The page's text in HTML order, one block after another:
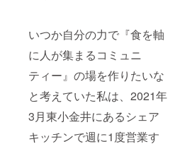
いつか自分の力で『食を軸
に人が集まるコミュニ
ティー』の場を作りたいな
と考えていた私は、2021年
3月東小金井にあるシェア
キッチンで週に1度営業す